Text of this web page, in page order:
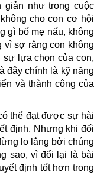
giản như trong cuộc
cho con cơ hội
gì bố mẹ nấu, không
vì sợ rằng con không
lựa chọn của con,
đây chính là kỹ năng
và thành công của
thể đạt được sự hài
định. Nhưng khi đối
lo lắng bởi chúng
sao, vì đổi lại là bài
định tốt hơn trong